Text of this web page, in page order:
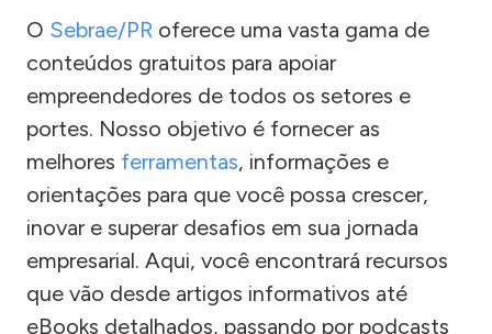
O Sebrae/PR oferece uma vasta gama de
conteúdos gratuitos para apoiar
empreendedores de todos os setores e
portes. Nosso objetivo é fornecer as
melhores ferramentas, informações e
orientações para que você possa crescer,
inovar e superar desafios em sua jornada
empresarial. Aqui, você encontrará recursos
que vão desde artigos informativos até
eBooks detalhados, passando por podcasts